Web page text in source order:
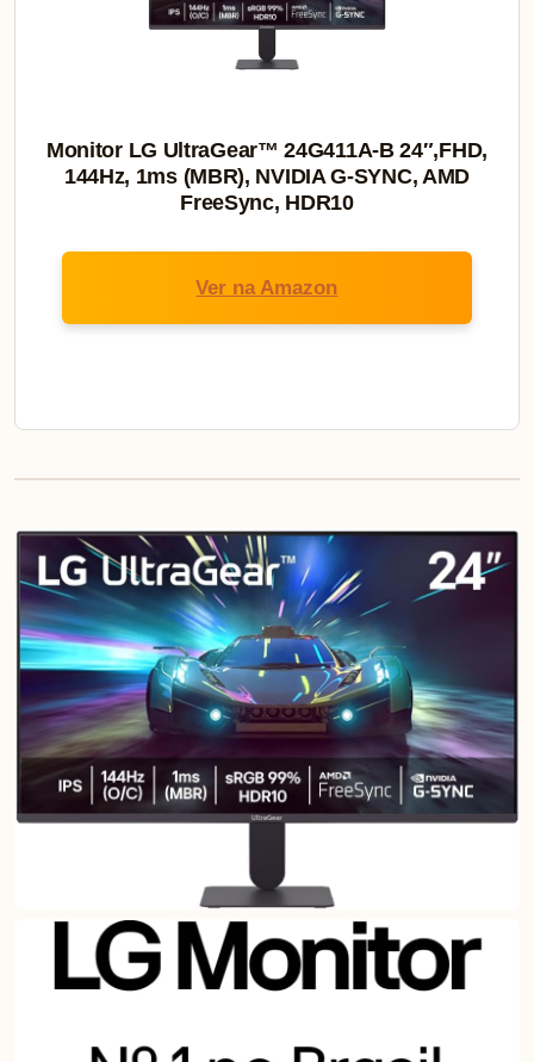
Monitor LG UltraGear™ 24G411A-B 24″,FHD,
144Hz, 1ms (MBR), NVIDIA G-SYNC, AMD
FreeSync, HDR10
Ver na Amazon